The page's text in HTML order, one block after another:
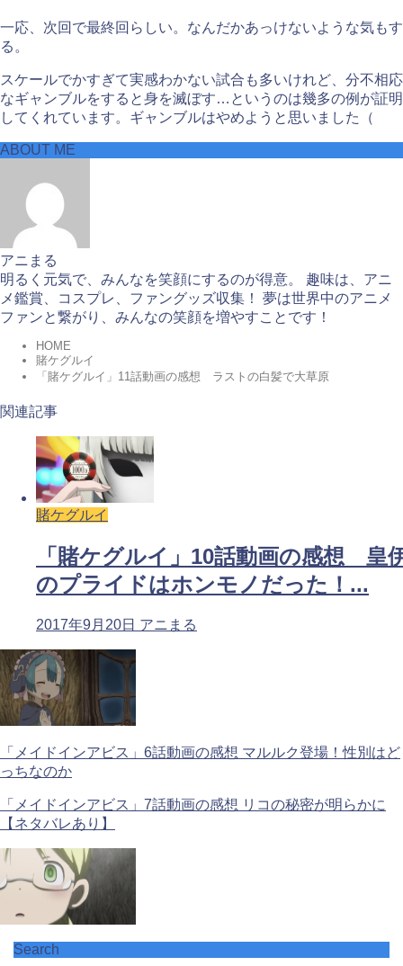
一応、次回で最終回らしい。なんだかあっけないような気もす
る。
スケールでかすぎて実感わかない試合も多いけれど、分不相応
なギャンブルをすると身を滅ぼす…というのは幾多の例が証明
してくれています。ギャンブルはやめようと思いました（
ABOUT ME
アニまる
明るく元気で、みんなを笑顔にするのが得意。 趣味は、アニ
メ鑑賞、コスプレ、ファングッズ収集！ 夢は世界中のアニメ
ファンと繋がり、みんなの笑顔を増やすことです！
HOME
賭ケグルイ
「賭ケグルイ」11話動画の感想 ラストの白髪で大草原
関連記事
賭ケグルイ
「賭ケグルイ」10話動画の感想 皇
のプライドはホンモノだった！...
2017年9月20日 アニまる
「メイドインアビス」6話動画の感想 マルルク登場！性別はど
っちなのか
「メイドインアビス」7話動画の感想 リコの秘密が明らかに
【ネタバレあり】
Search